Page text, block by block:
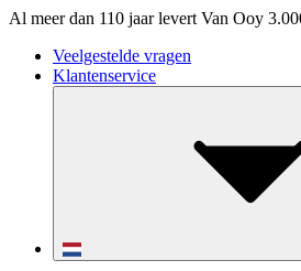
Al meer dan 110 jaar levert Van Ooy
Veelgestelde vragen
Klantenservice